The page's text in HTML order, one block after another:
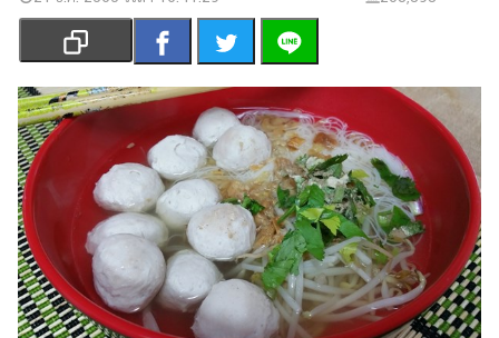
เงิน
การ
ศึกษา
บันเทิง
ดู
หนัง
Music
Station